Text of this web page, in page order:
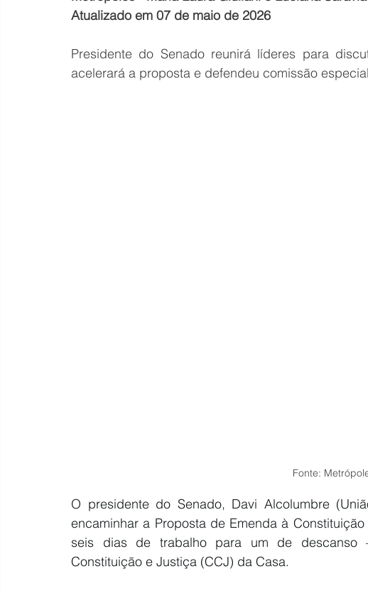
Atualizado em 07 de maio de 2026
Presidente do Senado reunirá líderes para
acelerará a proposta e defendeu comissão
Fonte:
O presidente do Senado, Davi Alcolumbre
encaminhar a Proposta de Emenda à
seis dias de trabalho para um de
Constituição e Justiça (CCJ) da Casa.